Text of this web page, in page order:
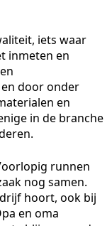
iets waar
inmeten en
door onder
en
in de branche
runnen
nog samen.
hoort, ook bij
en oma